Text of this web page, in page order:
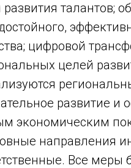
талантов;
цифровой
целей
развитие и
экономическим
направления
Все меры